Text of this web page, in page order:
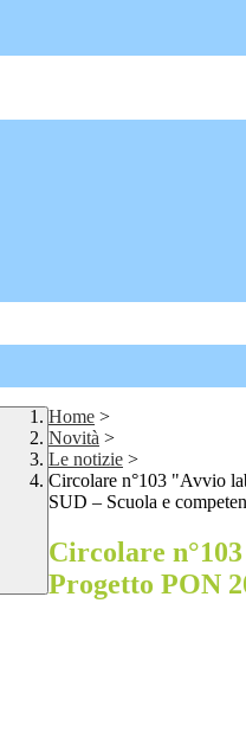
Home >
Novità >
Le notizie >
Circolare n°103 "Avvio
SUD – Scuola e
Circolare
Progetto PON